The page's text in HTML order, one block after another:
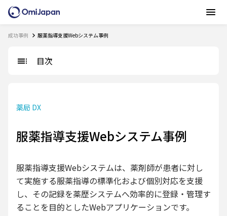
成功事例 服薬指導支援Webシステム事例
目次
薬局 DX
服薬指導支援Webシステム事例
服薬指導支援Webシステムは、薬剤師が患者に対し
て実施する服薬指導の標準化および個別対応を支援
し、その記録を薬歴システムへ効率的に登録・管理す
ることを目的としたWebアプリケーションです。